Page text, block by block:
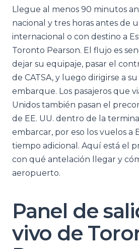
Llegue al menos 90 minutos
nacional y tres horas antes de
internacional o con destino a
Toronto Pearson. El flujo es
dejar su equipaje, pasar el
de CATSA, y luego dirigirse a
embarque. Los pasajeros que
Unidos también pasan el
de EE. UU. dentro de la
embarcar, por eso los vuelos a
tiempo adicional. Aquí está el
con qué antelación llegar y
aeropuerto.
Panel de
vivo de